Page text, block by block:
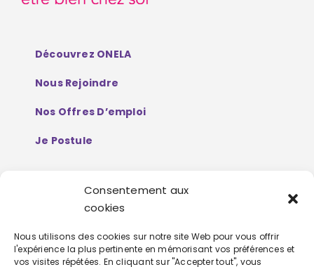
Consentement aux
cookies
Nous utilisons des cookies sur notre site Web pour vous offrir
l'expérience la plus pertinente en mémorisant vos préférences et
vos visites répétées. En cliquant sur "Accepter tout", vous
Découvrez ONELA
Nous Rejoindre
Nos Offres D’emploi
Je Postule
Mentions Légales
Politique De Protection De Données
Personnelles